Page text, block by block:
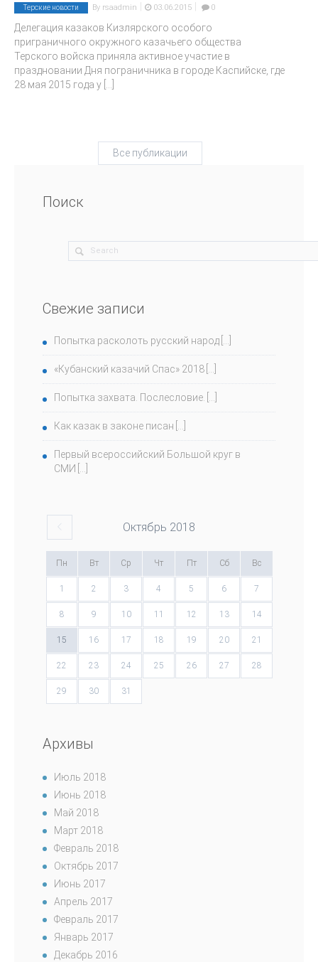
Терские новости By rsaadmin 03.06.2015 0
Делегация казаков Кизлярского особого
приграничного окружного казачьего общества
Терского войска приняла активное участие в
праздновании Дня пограничника в городе Каспийске, где
28 мая 2015 года у [...]
Все публикации
Поиск
Свежие записи
Попытка расколоть русский народ
«Кубанский казачий Спас» 2018
Попытка захвата. Послесловие.
Как казак в законе писан
Первый всероссийский Большой круг в
СМИ
Октябрь 2018
Пн Вт Ср Чт Пт Сб Вс
1 2 3 4 5 6 7
8 9 10 11 12 13 14
15 16 17 18 19 20 21
22 23 24 25 26 27 28
29 30 31
Архивы
Июль 2018
Июнь 2018
Май 2018
Март 2018
Февраль 2018
Октябрь 2017
Июнь 2017
Апрель 2017
Февраль 2017
Январь 2017
Декабрь 2016